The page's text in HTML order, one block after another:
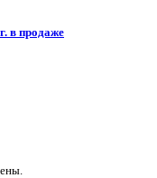
в продаже